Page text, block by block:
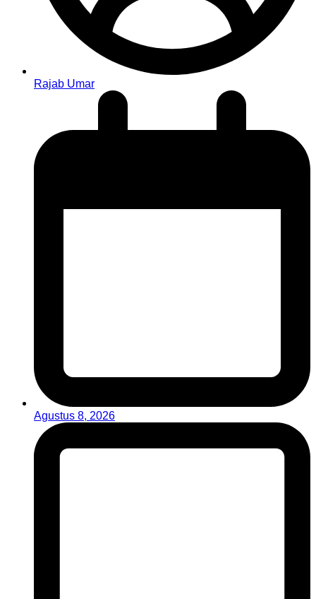
Rajab Umar
Agustus 8, 2026